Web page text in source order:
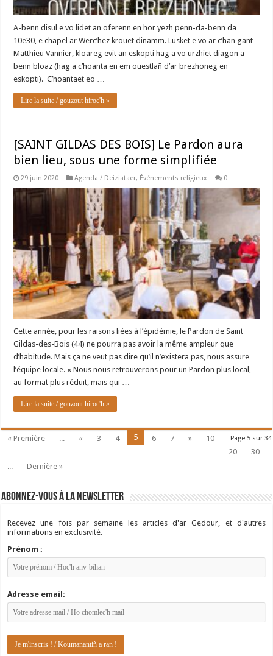
A-benn disul e vo lidet an oferenn en hor yezh penn-da-benn da
10e30, e chapel ar Werc’hez krouet dinamm. Lusket e vo ar c’han gant
Matthieu Vannier, kloareg evit an eskopti hag a vo urzhiet diagon a-
benn bloaz (hag a c’hoanta en em ouestlañ d’ar brezhoneg en
eskopti). C’hoantaet eo …
Lire la suite / gouzout hiroc'h »
[SAINT GILDAS DES BOIS] Le Pardon aura
bien lieu, sous une forme simplifiée
29 juin 2020 Agenda / Deiziataer, Événements religieux 0
Cette année, pour les raisons liées à l’épidémie, le Pardon de Saint
Gildas-des-Bois (44) ne pourra pas avoir la même ampleur que
d’habitude. Mais ça ne veut pas dire qu’il n’existera pas, nous assure
l’équipe locale. « Nous nous retrouverons pour un Pardon plus local,
au format plus réduit, mais qui …
Lire la suite / gouzout hiroc'h »
Page 5 sur 34
« Première ... « 3 4 5 6 7 »
10
20
30
...
Dernière »
Abonnez-vous à la newsletter
Recevez une fois par semaine les articles d'ar Gedour, et d'autres
informations en exclusivité.
Prénom :
Adresse email: